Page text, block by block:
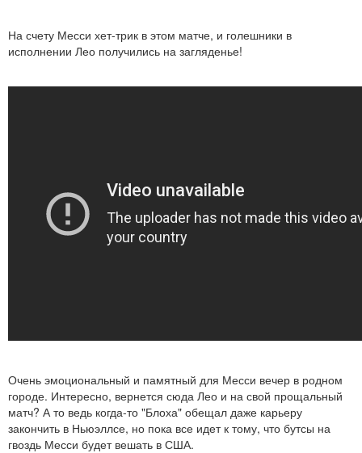
На счету Месси хет-трик в этом матче, и голешники в
исполнении Лео получились на загляденье!
Очень эмоциональный и памятный для Месси вечер в родном
городе. Интересно, вернется сюда Лео и на свой прощальный
матч? А то ведь когда-то "Блоха" обещал даже карьеру
закончить в Ньюэллсе, но пока все идет к тому, что бутсы на
гвоздь Месси будет вешать в США.